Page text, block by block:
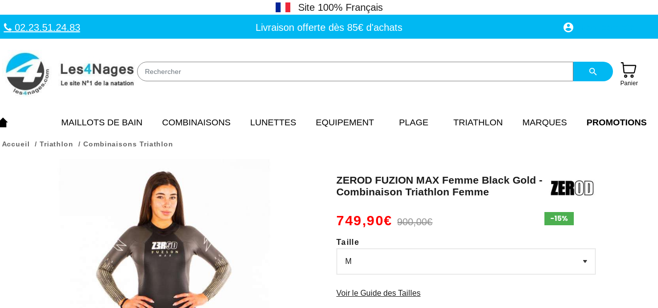
Site 100% Français
02.23.51.24.83
Livraison offerte dès 85€ d'achats account_circle
search
Panier
MAILLOTS DE BAIN COMBINAISONS LUNETTES EQUIPEMENT PLAGE TRIATHLON MARQUES PROMOTIONS
Accueil Triathlon Combinaisons Triathlon
ZEROD FUZION MAX Femme Black Gold -
Combinaison Triathlon Femme
749,90€900,00€
Taille
Voir le Guide des Tailles